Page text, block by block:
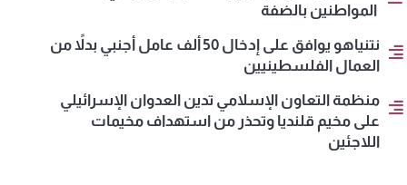
المواطنين بالضفة
نتنياهو يوافق على إدخال 50 ألف عامل أجنبي بدلاً من
العمال الفلسطينيين
منظمة التعاون الإسلامي تدين العدوان الإسرائيلي
على مخيم قلنديا وتحذر من استهداف مخيمات
اللاجئين